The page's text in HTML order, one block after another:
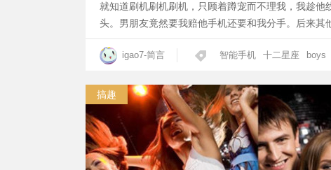
就知道刷机刷机刷机，只顾着蹲宠而不理我，我趁
头。男朋友竟然要我赔他手机还要和我分手。后来其
igao7-简言 智能手机 十二星座 boys
搞趣